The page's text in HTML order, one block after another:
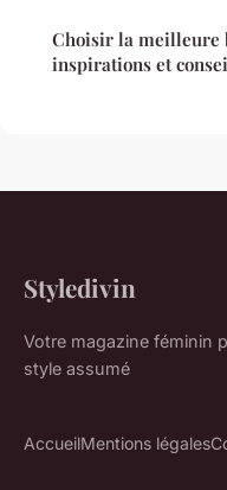
Choisir la meilleure
inspirations et
Styledivin
Votre magazine féminin
style assumé
AccueilMentions légales